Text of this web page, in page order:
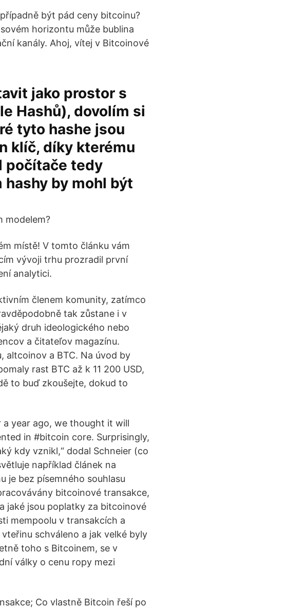
být pád ceny bitcoinu?
horizontu může bublina
kanály. Ahoj, vítej v Bitcoinové
jako prostor s
Hashů), dovolím si
tyto hashe jsou
klíč, díky kterému
počítače tedy
hashy by mohl být
modelem?
místě! V tomto článku vám
vývoji trhu prozradil první
analytici.
členem komunity, zatímco
tak zůstane i v
druh ideologického nebo
a čitateľov magazínu.
altcoinov a BTC. Na úvod by
rast BTC až k 11 200 USD,
to buď zkoušejte, dokud to
year ago, we thought it will
in #bitcoin core. Surprisingly,
kdy vznikl,“ dodal Schneier (co
například článek na
je bez písemného souhlasu
bitcoinové transakce,
jaké jsou poplatky za bitcoinové
mempoolu v transakcích a
schváleno a jak velké byly
toho s Bitcoinem, se v
války o cenu ropy mezi
Co vlastně Bitcoin řeší po